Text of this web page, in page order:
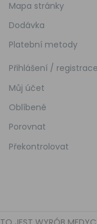
Mapa stránky
Dodávka
Platební metody
Přihlášení / registrace
Můj účet
Oblíbené
Porovnat
Překontrolovat